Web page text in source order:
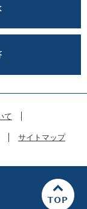
て
サイトマップ